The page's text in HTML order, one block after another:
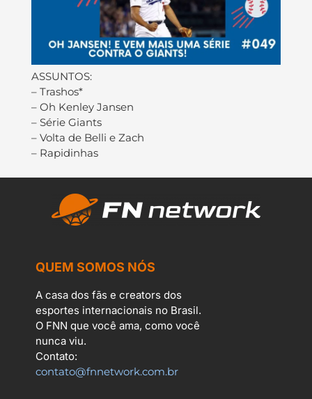
ASSUNTOS:
– Trashos*
– Oh Kenley Jansen
– Série Giants
– Volta de Belli e Zach
– Rapidinhas
QUEM SOMOS NÓS
A casa dos fãs e creators dos
esportes internacionais no Brasil.
O FNN que você ama, como você
nunca viu.
Contato:
contato@fnnetwork.com.br